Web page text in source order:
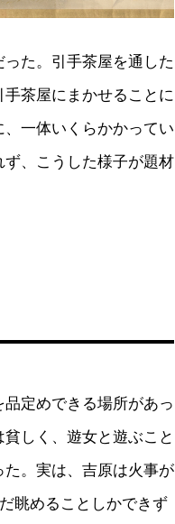
た。引手茶屋を通した
茶屋にまかせることに
一体いくらかかってい
、こうした様子が題材
定めできる場所があっ
しく、遊女と遊ぶこと
。実は、吉原は火事が
眺めることしかできず